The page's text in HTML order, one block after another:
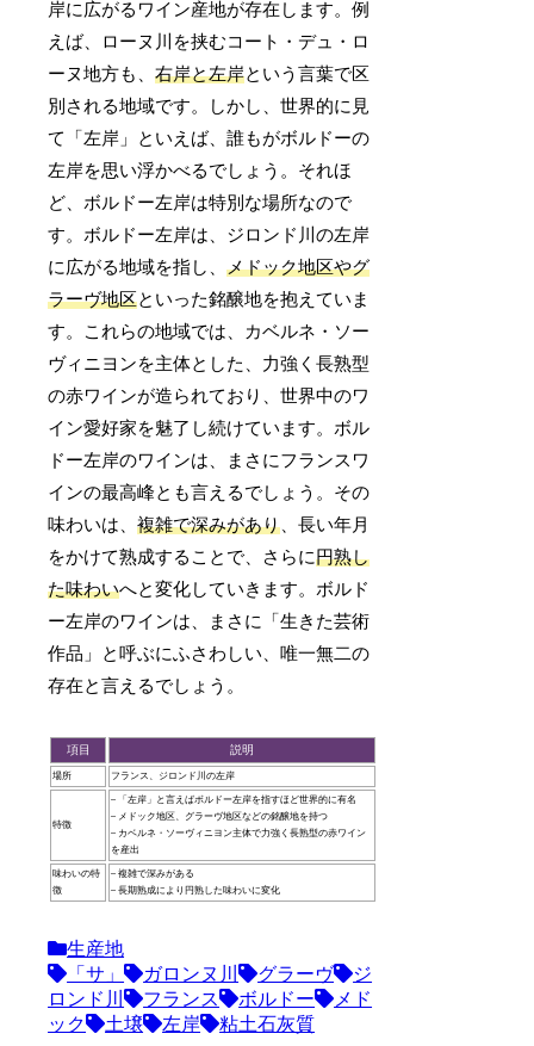
岸に広がるワイン産地が存在します。例
えば、ローヌ川を挟むコート・デュ・ロ
ーヌ地方も、右岸と左岸という言葉で区
別される地域です。しかし、世界的に見
て「左岸」といえば、誰もがボルドーの
左岸を思い浮かべるでしょう。それほ
ど、ボルドー左岸は特別な場所なので
す。ボルドー左岸は、ジロンド川の左岸
に広がる地域を指し、メドック地区やグ
ラーヴ地区といった銘醸地を抱えていま
す。これらの地域では、カベルネ・ソー
ヴィニヨンを主体とした、力強く長熟型
の赤ワインが造られており、世界中のワ
イン愛好家を魅了し続けています。ボル
ドー左岸のワインは、まさにフランスワ
インの最高峰とも言えるでしょう。その
味わいは、複雑で深みがあり 、長い年月
をかけて熟成することで、さらに円熟し
た味わいへと変化していきます。ボルド
ー左岸のワインは、まさに「生きた芸術
作品」と呼ぶにふさわしい、唯一無二の
存在と言えるでしょう。
項目 説明
場所 フランス、ジロンド川の左岸
特徴
– 「左岸」と言えばボルドー左岸を指すほど世界的に有名
– メドック地区、グラーヴ地区などの銘醸地を持つ
– カベルネ・ソーヴィニヨン主体で力強く長熟型の赤ワイン
を産出
味わいの特
徴
– 複雑で深みがある
– 長期熟成により円熟した味わいに変化
生産地
「サ」
ガロンヌ川 グラーヴ
ジ
ロンド川
フランス ボルドー
メド
ック
土壌 左岸 粘土石灰質